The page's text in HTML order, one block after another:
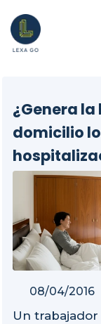
¿Genera
domicilio
08/04/2016
Un